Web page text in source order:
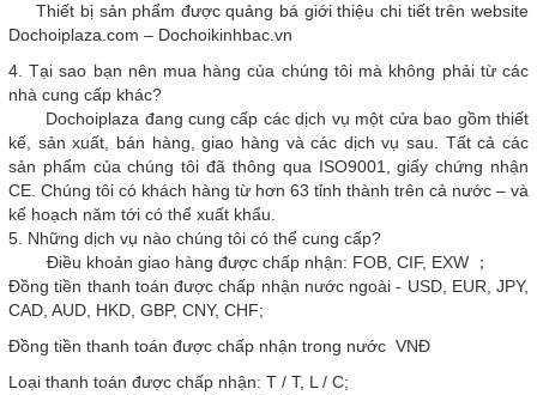
Thiết bị sản phẩm được quảng bá giới thiệu chi tiết trên website
Dochoiplaza.com – Dochoikinhbac.vn
4. Tại sao bạn nên mua hàng của chúng tôi mà không phải từ các
nhà cung cấp khác?
Dochoiplaza đang cung cấp các dịch vụ một cửa bao gồm thiết
kế, sản xuất, bán hàng, giao hàng và các dịch vụ sau. Tất cả các
sản phẩm của chúng tôi đã thông qua ISO9001, giấy chứng nhận
CE. Chúng tôi có khách hàng từ hơn 63 tỉnh thành trên cả nước – và
kế hoạch năm tới có thể xuất khẩu.
5. Những dịch vụ nào chúng tôi có thể cung cấp?
Điều khoản giao hàng được chấp nhận: FOB, CIF, EXW ；
Đồng tiền thanh toán được chấp nhận nước ngoài - USD, EUR, JPY,
CAD, AUD, HKD, GBP, CNY, CHF;
Đồng tiền thanh toán được chấp nhận trong nước VNĐ
Loại thanh toán được chấp nhận: T / T, L / C;